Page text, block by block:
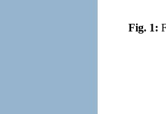
Fig. 1: